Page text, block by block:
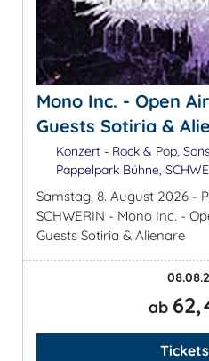
Mono Inc. - Open
Guests Sotiria &
Konzert - Rock & Pop,
Pappelpark Bühne,
Samstag, 8. August 2026 -
SCHWERIN - Mono Inc. -
Guests Sotiria & Alienare
ab